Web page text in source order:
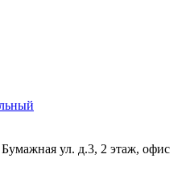
ул. д.3, 2 этаж, офис